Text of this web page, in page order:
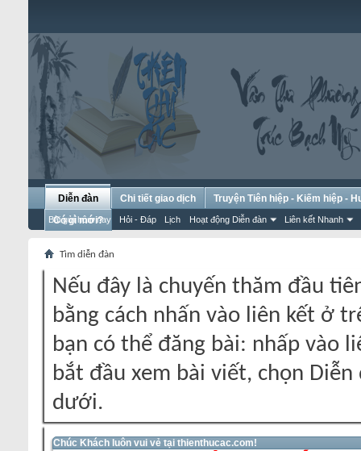
Diễn đàn
Bài gửi hôm nay Hỏi - Đáp Lịch Hoạt động Diễn đàn Liên kết Nhanh
Chi tiết giao dịch
Truyện Tiên hiệp - Kiếm hiệp -
Có gì mới?
Tìm diễn đàn
Nếu đây là chuyến thăm đầu
bằng cách nhấn vào liên kết ở
bạn có thể đăng bài: nhấp vào
bắt đầu xem bài viết, chọn
dưới.
Chúc Khách luôn vui vẻ tại thienthucac.com!